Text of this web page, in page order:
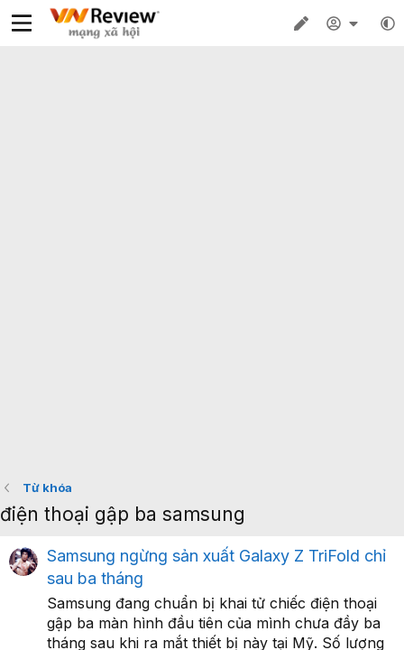
Từ khóa
điện thoại gập ba samsung
Samsung ngừng sản xuất Galaxy Z TriFold chỉ
sau ba tháng
Samsung đang chuẩn bị khai tử chiếc điện thoại
gập ba màn hình đầu tiên của mình chưa đầy ba
tháng sau khi ra mắt thiết bị này tại Mỹ. Số lượng